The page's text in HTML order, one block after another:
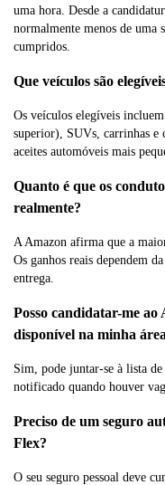
uma hora. Desde a
normalmente menos de uma
cumpridos.
Que veículos são
Os veículos elegíveis
superior), SUVs, carrinhas e
aceites automóveis mais
Quanto é que os
realmente?
A Amazon afirma que a
Os ganhos reais dependem
entrega.
Posso candidatar-me ao
disponível na minha
Sim, pode juntar-se à lista de
notificado quando houver
Preciso de um seguro
Flex?
O seu seguro pessoal deve